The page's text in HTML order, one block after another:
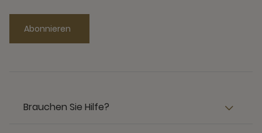
Abonnieren
Brauchen Sie Hilfe?